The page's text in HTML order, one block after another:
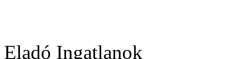
Eladó Ingatlanok